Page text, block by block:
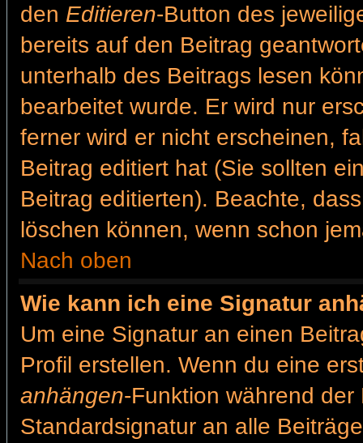
den Editieren-Button des
bereits auf den Beitrag
unterhalb des Beitrags lesen
bearbeitet wurde. Er wird nur
ferner wird er nicht erscheinen,
Beitrag editiert hat (Sie sollten
Beitrag editierten). Beachte,
löschen können, wenn schon
Nach oben
Wie kann ich eine Signatur
Um eine Signatur an einen
Profil erstellen. Wenn du eine
anhängen-Funktion während
Standardsignatur an alle